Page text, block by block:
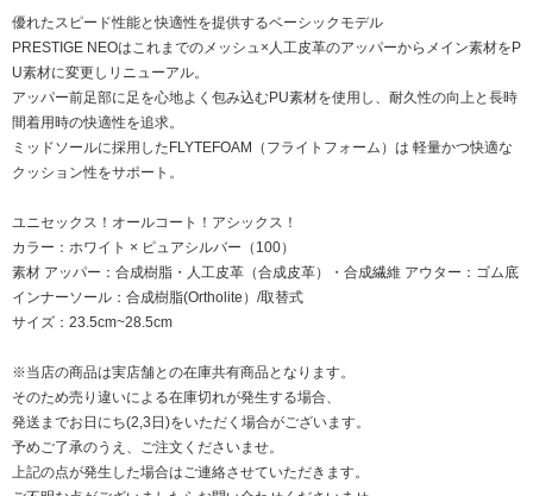
優れたスピード性能と快適性を提供するベーシックモデル
PRESTIGE NEOはこれまでのメッシュ×人工皮革のアッパーからメイン素材をP
U素材に変更しリニューアル。
アッパー前足部に足を心地よく包み込むPU素材を使用し、耐久性の向上と長時
間着用時の快適性を追求。
ミッドソールに採用したFLYTEFOAM（フライトフォーム）は 軽量かつ快適な
クッション性をサポート。
ユニセックス！オールコート！アシックス！
カラー：ホワイト × ピュアシルバー（100）
素材 アッパー：合成樹脂・人工皮革（合成皮革）・合成繊維 アウター：ゴム底
インナーソール：合成樹脂(Ortholite）/取替式
サイズ：23.5cm~28.5cm
※当店の商品は実店舗との在庫共有商品となります。
そのため売り違いによる在庫切れが発生する場合、
発送までお日にち(2,3日)をいただく場合がございます。
予めご了承のうえ、ご注文くださいませ。
上記の点が発生した場合はご連絡させていただきます。